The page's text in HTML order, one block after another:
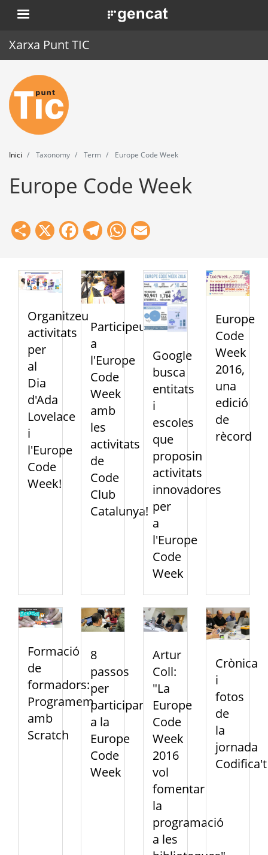
Vés
al
. Obre en una nova finestra.
Xarxa Punt TIC
Inici
Punt TIC
Actualitat
Agenda
Formació
Eines
Inici Taxonomy Term Europe Code Week
Europe Code Week
Share
X Facebook
Telegram
WhatsApp
Organitzeu
activitats
per
al
Dia
d'Ada
Lovelace
i
l'Europe
Code
Week!
Participeu
a
l'Europe
Code
Week
amb
les
activitats
de
Code
Club
Catalunya!
Google
busca
entitats
i
escoles
que
proposin
activitats
innovadores
per
a
l'Europe
Code
Week
Europe
Code
Week
2016,
una
edició
de
rècord
Formació
de
formadors:
Programem
amb
Scratch
8
passos
per
participar
a la
Europe
Code
Week
Artur
Coll:
"La
Europe
Code
Week
2016
vol
fomentar
la
programació
a les
Crònica
i
fotos
de
la
jornada
Codifica't